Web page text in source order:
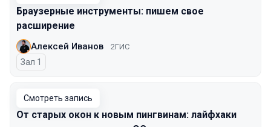
Браузерные инструменты: пишем свое
расширение
Алексей Иванов 2ГИС
Зал 1
Смотреть запись
От старых окон к новым пингвинам: лайфхаки